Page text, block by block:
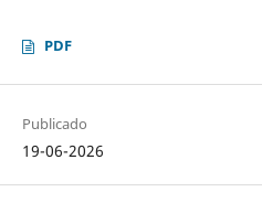
PDF
Publicado
19-06-2026